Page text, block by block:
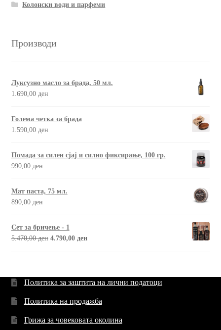
Колонски води и парфеми
Производи
Луксузно масло за брада, 50 мл.
1.690,00 ден
Голема четка за брада
1.590,00 ден
Помада за силен сјај и силно фиксирање, 100 гр.
990,00 ден
Мат паста, 75 мл.
890,00 ден
Сет за бричење - 1
5.470,00ден 4.790,00 ден
Политика за заштита на лични податоци
Политика на продажба
Грижа за човековата околина